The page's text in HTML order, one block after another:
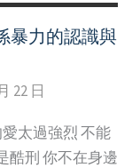
暴力的認識與
22 日
太過強烈 不能
酷刑 你不在身邊